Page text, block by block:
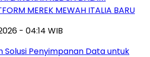
MEREK MEWAH ITALIA BARU
- 04:14 WIB
Solusi Penyimpanan Data untuk